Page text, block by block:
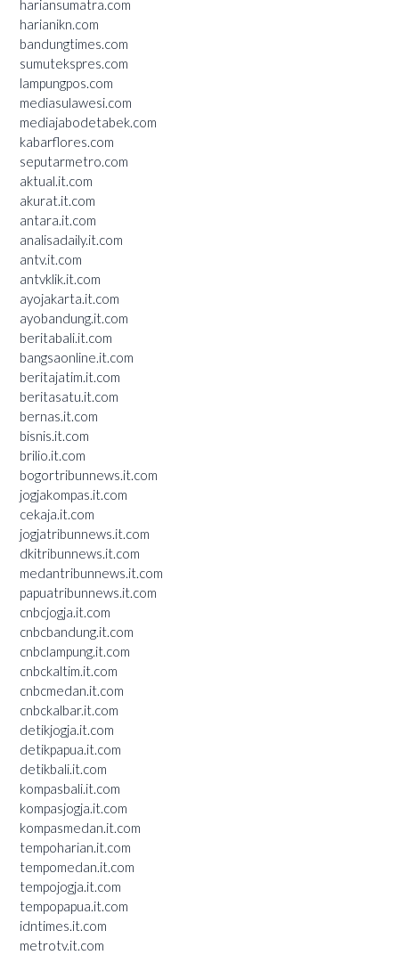
hariansumatra.com
harianikn.com
bandungtimes.com
sumutekspres.com
lampungpos.com
mediasulawesi.com
mediajabodetabek.com
kabarflores.com
seputarmetro.com
aktual.it.com
akurat.it.com
antara.it.com
analisadaily.it.com
antv.it.com
antvklik.it.com
ayojakarta.it.com
ayobandung.it.com
beritabali.it.com
bangsaonline.it.com
beritajatim.it.com
beritasatu.it.com
bernas.it.com
bisnis.it.com
brilio.it.com
bogortribunnews.it.com
jogjakompas.it.com
cekaja.it.com
jogjatribunnews.it.com
dkitribunnews.it.com
medantribunnews.it.com
papuatribunnews.it.com
cnbcjogja.it.com
cnbcbandung.it.com
cnbclampung.it.com
cnbckaltim.it.com
cnbcmedan.it.com
cnbckalbar.it.com
detikjogja.it.com
detikpapua.it.com
detikbali.it.com
kompasbali.it.com
kompasjogja.it.com
kompasmedan.it.com
tempoharian.it.com
tempomedan.it.com
tempojogja.it.com
tempopapua.it.com
idntimes.it.com
metrotv.it.com